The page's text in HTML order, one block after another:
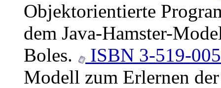
Objektorientierte
dem Java-Hamster-
Boles.
ISBN 3-519-
Modell zum Erlernen